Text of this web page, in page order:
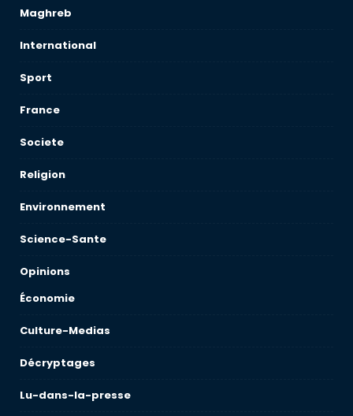
Maghreb
International
Sport
France
Societe
Religion
Environnement
Science-Sante
Opinions
Économie
Culture-Medias
Décryptages
Lu-dans-la-presse